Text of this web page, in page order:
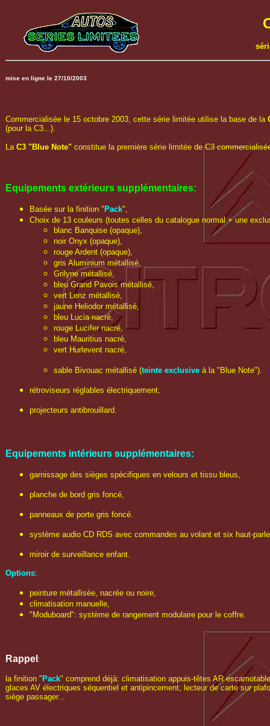
mise en ligne le 27/10/2003
Commercialisée le 15 octobre 2003, cette série limitée utilise la base de la
(pour la C3...).
La C3 "Blue Note" constitue la première série limitée de C3
Equipements extérieurs supplémentaires:
Basée sur la finition " Pack",
Choix de 13 couleurs (toutes celles du catalogue normal + une
blanc Banquise (opaque),
noir Onyx (opaque),
rouge Ardent (opaque),
gris Aluminium métallisé,
Grilyne métallisé,
bleu Grand Pavois métallisé,
vert Lenz métallisé,
jaune Heliodor métallisé,
bleu Lucia nacré,
rouge Lucifer nacré,
bleu Mauritius nacré,
vert Hurlevent nacré,
sable Bivouac métallisé (teinte exclusive à la "Blue Note").
rétroviseurs réglables électriquement,
projecteurs antibrouillard.
Equipements intérieurs supplémentaires:
garnissage des sièges spécifiques en velours et tissu bleus,
planche de bord gris foncé,
panneaux de porte gris foncé.
système audio CD RDS avec commandes au volant et six haut-
miroir de surveillance enfant.
Options:
peinture métallisée, nacrée ou noire,
climatisation manuelle,
"Moduboard": système de rangement modulaire pour le coffre.
Rappel :
la finition " Pack" comprend déjà: climatisation appuis-têtes AR
glaces AV électriques séquentiel et antipincement, lecteur de carte sur
siège passager...